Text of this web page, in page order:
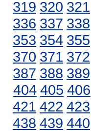
319 320 321
336 337 338
353 354 355
370 371 372
387 388 389
404 405 406
421 422 423
438 439 440